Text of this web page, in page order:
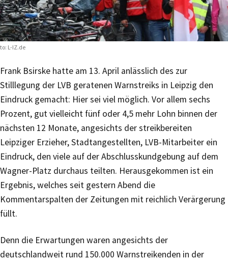
L-IZ.de
Frank Bsirske hatte am 13. April anlässlich des zur
Stilllegung der LVB geratenen Warnstreiks in Leipzig den
Eindruck gemacht: Hier sei viel möglich. Vor allem sechs
Prozent, gut vielleicht fünf oder 4,5 mehr Lohn binnen der
nächsten 12 Monate, angesichts der streikbereiten
Leipziger Erzieher, Stadtangestellten, LVB-Mitarbeiter ein
Eindruck, den viele auf der Abschlusskundgebung auf dem
Wagner-Platz durchaus teilten. Herausgekommen ist ein
Ergebnis, welches seit gestern Abend die
Kommentarspalten der Zeitungen mit reichlich Verärgerung
füllt.
Denn die Erwartungen waren angesichts der
deutschlandweit rund 150.000 Warnstreikenden in der